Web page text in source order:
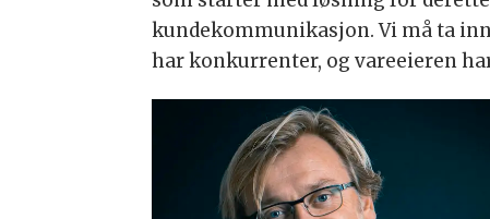
kundekommunikasjon. Vi må ta
har konkurrenter, og vareeieren